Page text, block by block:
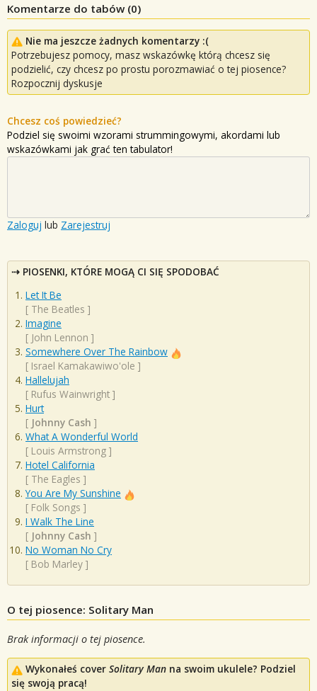
Komentarze do tabów (0)
Nie ma jeszcze żadnych komentarzy :(
Potrzebujesz pomocy, masz wskazówkę którą chcesz się
podzielić, czy chcesz po prostu porozmawiać o tej piosence?
Rozpocznij dyskusje
Chcesz coś powiedzieć?
Podziel się swoimi wzorami strummingowymi, akordami lub
wskazówkami jak grać ten tabulator!
Zaloguj lub Zarejestruj
PIOSENKI, KTÓRE MOGĄ CI SIĘ SPODOBAĆ
Let It Be
[ The Beatles ]
Imagine
[ John Lennon ]
Somewhere Over The Rainbow
[ Israel Kamakawiwo'ole ]
Hallelujah
[ Rufus Wainwright ]
Hurt
[ Johnny Cash ]
What A Wonderful World
[ Louis Armstrong ]
Hotel California
[ The Eagles ]
You Are My Sunshine
[ Folk Songs ]
I Walk The Line
[ Johnny Cash ]
No Woman No Cry
[ Bob Marley ]
O tej piosence: Solitary Man
Brak informacji o tej piosence.
Wykonałeś cover Solitary Man na swoim ukulele? Podziel
się swoją pracą!